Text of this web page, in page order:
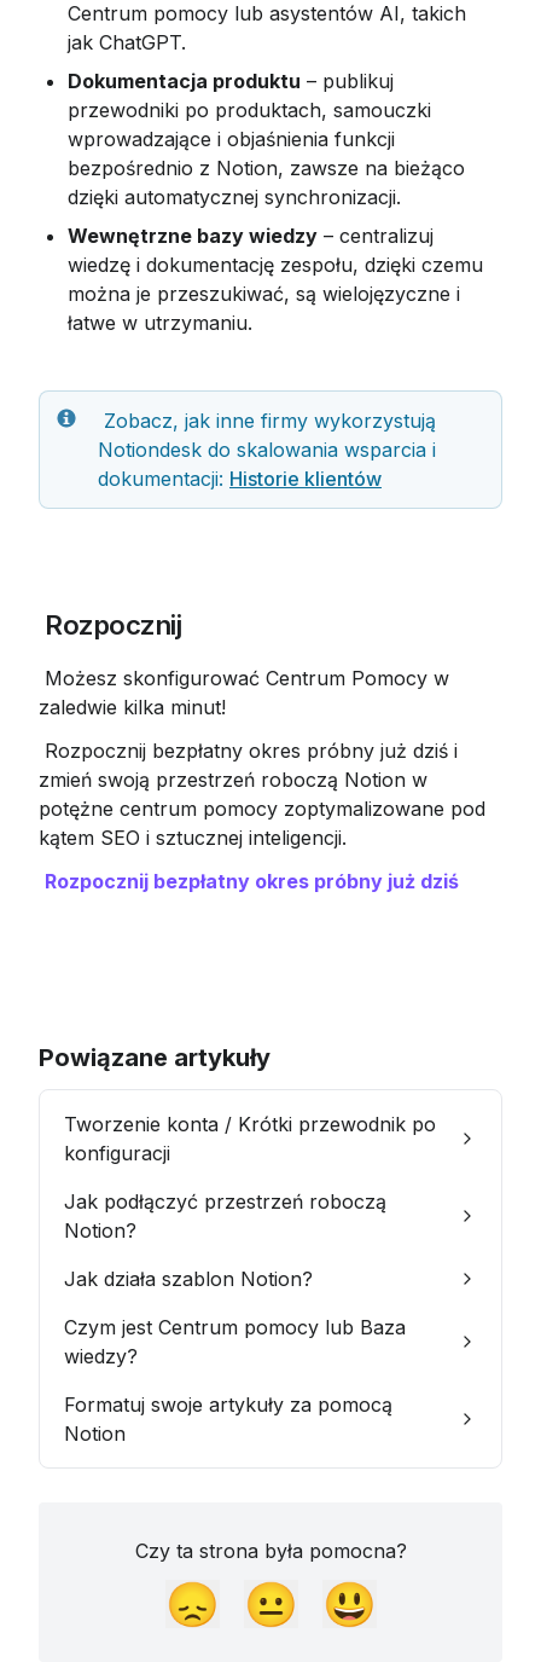
Centrum pomocy lub asystentów AI, takich
jak ChatGPT.
Dokumentacja produktu – publikuj
przewodniki po produktach, samouczki
wprowadzające i objaśnienia funkcji
bezpośrednio z Notion, zawsze na bieżąco
dzięki automatycznej synchronizacji.
Wewnętrzne bazy wiedzy – centralizuj
wiedzę i dokumentację zespołu, dzięki czemu
można je przeszukiwać, są wielojęzyczne i
łatwe w utrzymaniu.
Notiondesk do skalowania wsparcia i
dokumentacji: Historie klientów
Rozpocznij
zaledwie kilka minut!
zmień swoją przestrzeń roboczą Notion w
potężne centrum pomocy zoptymalizowane pod
kątem SEO i sztucznej inteligencji.
Rozpocznij bezpłatny okres próbny już dziś
Powiązane artykuły
Tworzenie konta / Krótki przewodnik po
konfiguracji
Jak podłączyć przestrzeń roboczą
Notion?
Jak działa szablon Notion?
Czym jest Centrum pomocy lub Baza
wiedzy?
Formatuj swoje artykuły za pomocą
Notion
Czy ta strona była pomocna?
😞 😐 😃